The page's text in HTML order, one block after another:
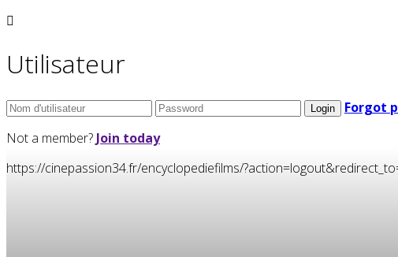
Utilisateur
Forgot
Not a member? Join today
https://cinepassion34.fr/encyclopediefilms/